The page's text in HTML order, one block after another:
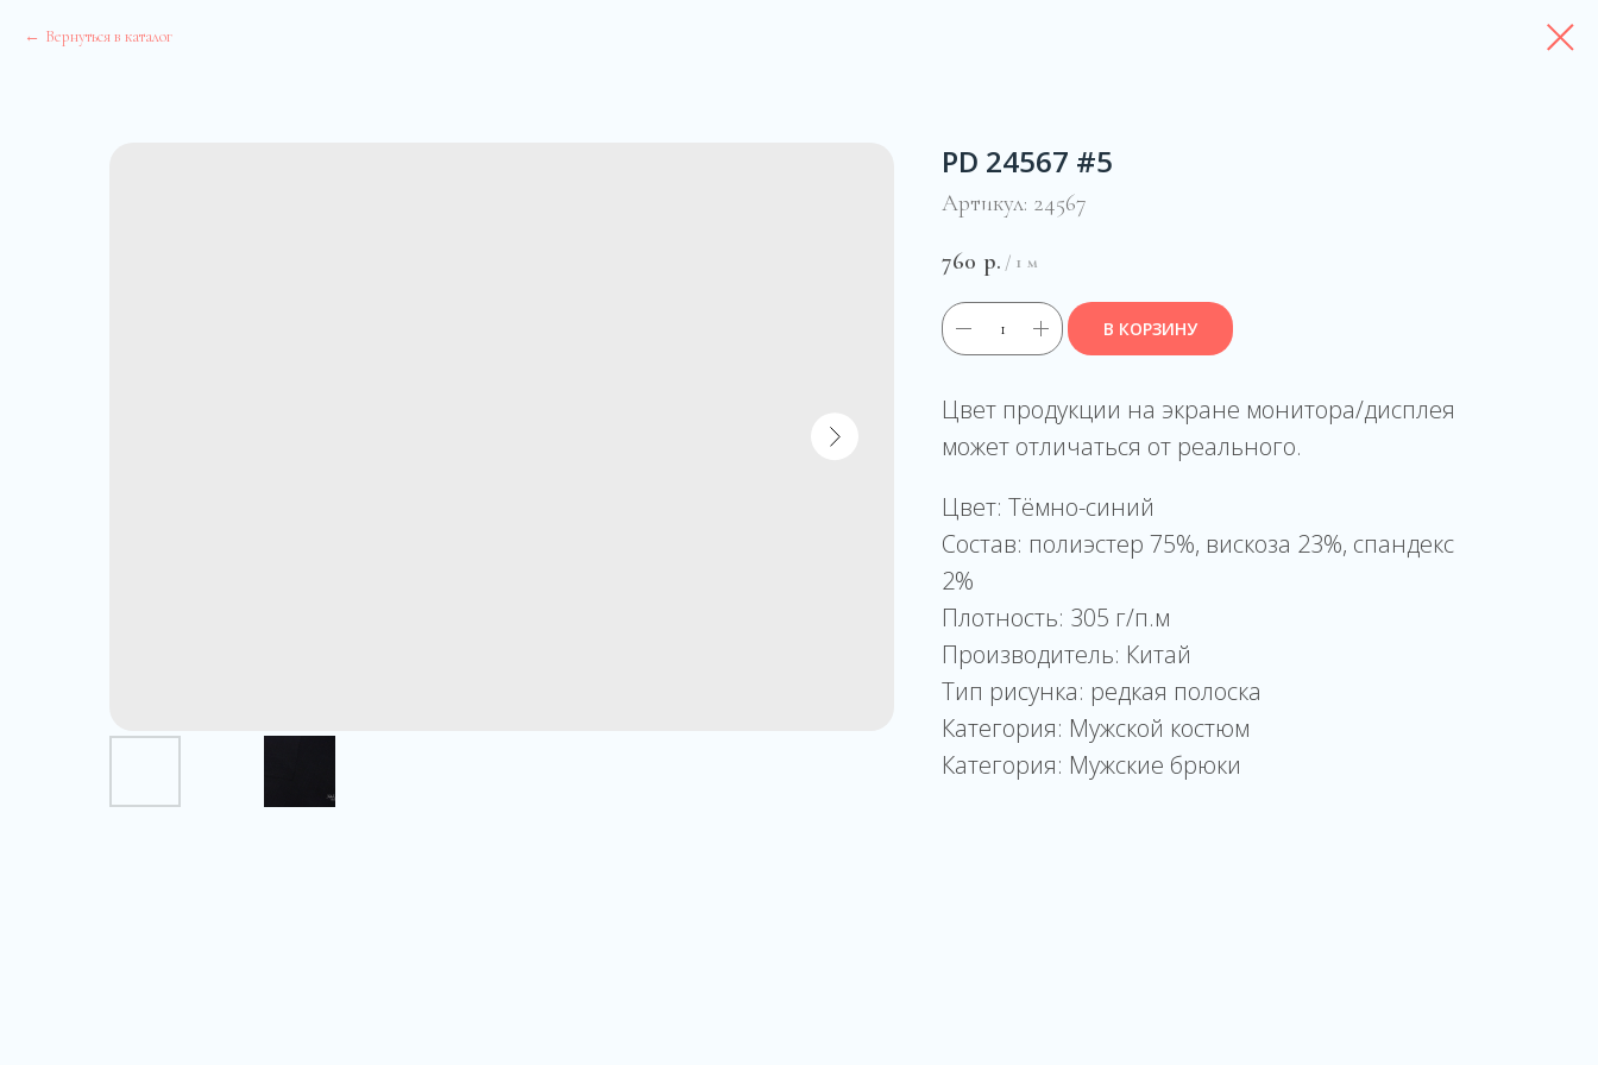
Вернуться в каталог
PD 24567 #5
Артикул: 24567
760 р. / 1 м
В КОРЗИНУ
Цвет продукции на экране монитора/дисплея
может отличаться от реального.
Цвет: Тёмно-синий
Состав: полиэстер 75%, вискоза 23%, спандекс
2%
Плотность: 305 г/п.м
Производитель: Китай
Тип рисунка: редкая полоска
Категория: Мужской костюм
Категория: Мужские брюки